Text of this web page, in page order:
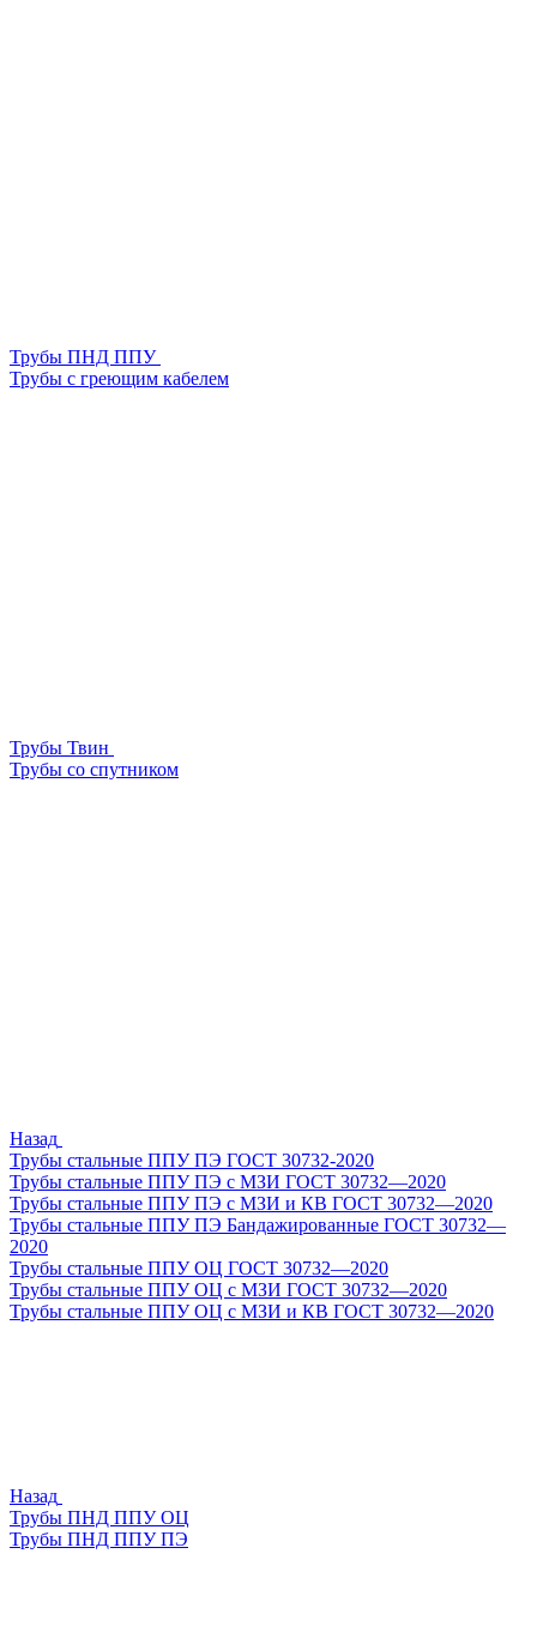
Трубы ПНД ППУ
Трубы с греющим кабелем
Трубы Твин
Трубы со спутником
Назад
Трубы стальные ППУ ПЭ ГОСТ 30732-2020
Трубы стальные ППУ ПЭ с МЗИ ГОСТ 30732—2020
Трубы стальные ППУ ПЭ с МЗИ и КВ ГОСТ 30732—2020
Трубы стальные ППУ ПЭ Бандажированные ГОСТ 30732—
2020
Трубы стальные ППУ ОЦ ГОСТ 30732—2020
Трубы стальные ППУ ОЦ с МЗИ ГОСТ 30732—2020
Трубы стальные ППУ ОЦ с МЗИ и КВ ГОСТ 30732—2020
Назад
Трубы ПНД ППУ ОЦ
Трубы ПНД ППУ ПЭ